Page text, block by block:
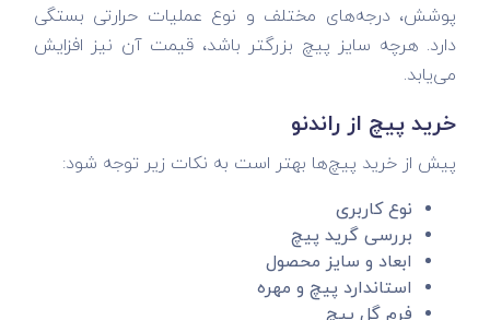
پوشش، درجه‌های مختلف و نوع عملیات حرارتی بستگی
دارد. هرچه سایز پیچ بزرگتر باشد، قیمت آن نیز افزایش
می‌یابد.
خرید پیچ از راندنو
پیش از خرید پیچ‌ها بهتر است به نکات زیر توجه شود:
نوع کاربری
بررسی گرید پیچ
ابعاد و سایز محصول
استاندارد پیچ و مهره
فرم گل پیچ